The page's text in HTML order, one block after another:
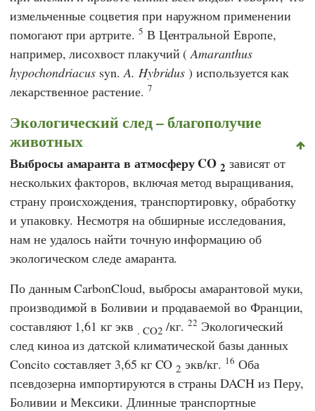
измельченные соцветия при наружном применении
помогают при артрите. 5 В Центральной Европе,
например, лисохвост плакучий (Amaranthus
hypochondriacus syn. A. Hybridus ) используется как
лекарственное растение. 7
Экологический след – благополучие
животных
Выбросы амаранта в атмосферу CO2 зависят от
нескольких факторов, включая метод выращивания,
страну происхождения, транспортировку, обработку
и упаковку. Несмотря на обширные исследования,
нам не удалось найти точную информацию об
экологическом следе амаранта.
По даннымCarbonCloud, выбросы амарантовой муки,
производимой в Боливии и продаваемой во Франции,
составляют 1,61 кг экв . CO2 /кг.22 Экологический
след киноа из датской климатической базы данных
Concitoсоставляет 3,65 кг CO2 экв/кг. 16 Оба
псевдозерна импортируются в страны DACH из Перу,
Боливии и Мексики. Длинные транспортные